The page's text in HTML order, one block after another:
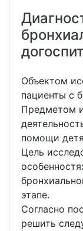
Объектом
пациенты с
Предметом
помощи
Цель
этапе.
Согласно
решить